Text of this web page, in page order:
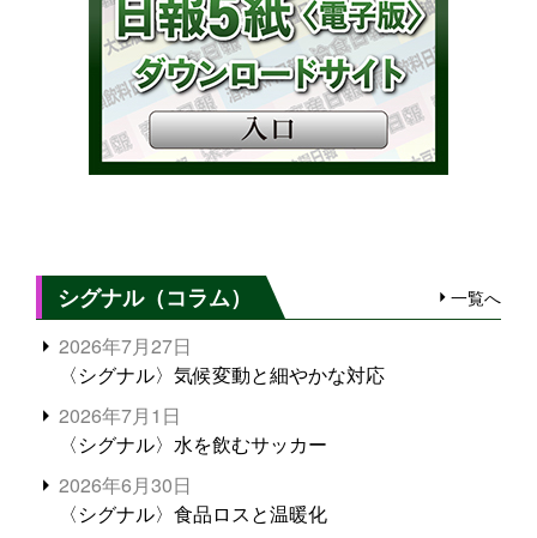
シグナル（コラム） 一覧へ
2026年7月27日
〈シグナル〉気候変動と細やかな対応
2026年7月1日
〈シグナル〉水を飲むサッカー
2026年6月30日
〈シグナル〉食品ロスと温暖化